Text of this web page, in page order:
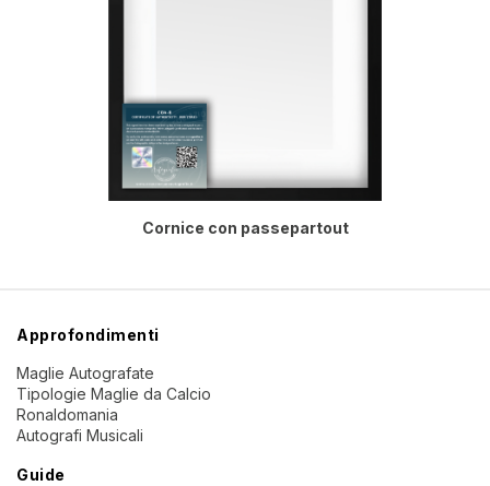
Cornice con passepartout
Approfondimenti
Maglie Autografate
Tipologie Maglie da Calcio
Ronaldomania
Autografi Musicali
Guide